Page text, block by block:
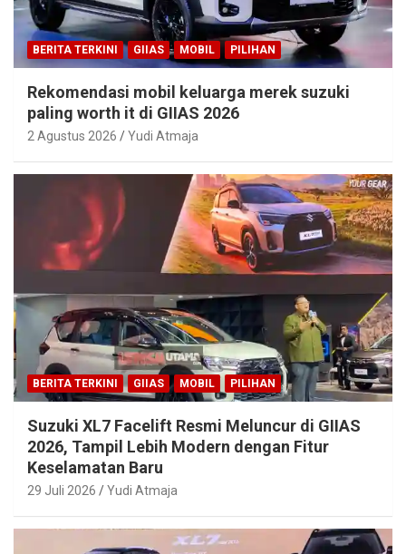
BERITA TERKINI GIIAS MOBIL PILIHAN
Rekomendasi mobil keluarga merek suzuki
paling worth it di GIIAS 2026
2 Agustus 2026 Yudi Atmaja
BERITA TERKINI GIIAS MOBIL PILIHAN
Suzuki XL7 Facelift Resmi Meluncur di GIIAS
2026, Tampil Lebih Modern dengan Fitur
Keselamatan Baru
29 Juli 2026 Yudi Atmaja